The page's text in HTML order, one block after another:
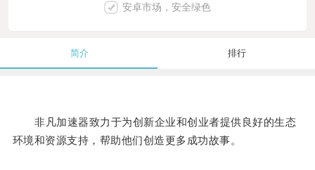
安卓市场，安全绿色
简介 排行
非凡加速器致力于为创新企业和创业者提供良好的生态
环境和资源支持，帮助他们创造更多成功故事。